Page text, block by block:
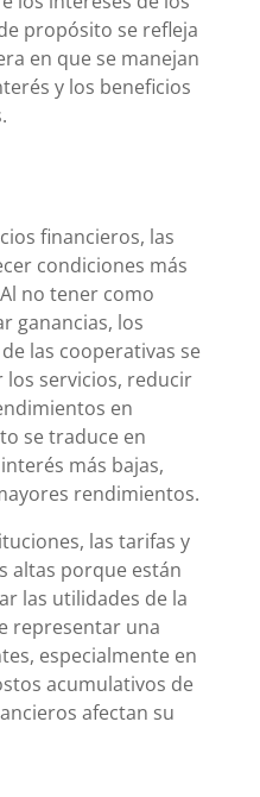
propósito se refleja
en que se manejan
y los beneficios
financieros, las
condiciones más
no tener como
ganancias, los
las cooperativas se
servicios, reducir
en
se traduce en
más bajas,
rendimientos.
las tarifas y
altas porque están
las utilidades de la
representar una
especialmente en
acumulativos de
afectan su